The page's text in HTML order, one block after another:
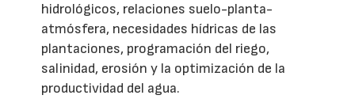
hidrológicos, relaciones suelo-planta-
atmósfera, necesidades hídricas de las
plantaciones, programación del riego,
salinidad, erosión y la optimización de la
productividad del agua.